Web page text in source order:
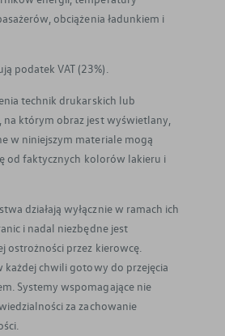
obciążenia ładunkiem i
podatek VAT (23%).
technik drukarskich lub
którym obraz jest wyświetlany,
w niniejszym materiale mogą
od faktycznych kolorów lakieru i
działają wyłącznie w ramach ich
i nadal niezbędne jest
ostrożności przez kierowcę.
każdej chwili gotowy do przejęcia
Systemy wspomagające nie
za zachowanie